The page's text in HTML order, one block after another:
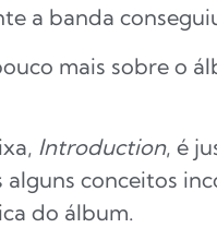
a banda
mais sobre o
Introduction, é
alguns conceitos
do álbum.